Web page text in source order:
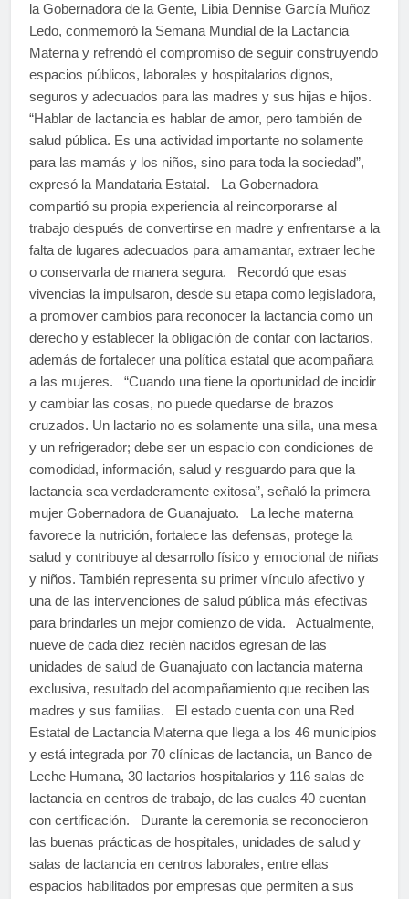
la Gobernadora de la Gente, Libia Dennise García Muñoz
Ledo, conmemoró la Semana Mundial de la Lactancia
Materna y refrendó el compromiso de seguir construyendo
espacios públicos, laborales y hospitalarios dignos,
seguros y adecuados para las madres y sus hijas e hijos.
“Hablar de lactancia es hablar de amor, pero también de
salud pública. Es una actividad importante no solamente
para las mamás y los niños, sino para toda la sociedad”,
expresó la Mandataria Estatal. La Gobernadora
compartió su propia experiencia al reincorporarse al
trabajo después de convertirse en madre y enfrentarse a la
falta de lugares adecuados para amamantar, extraer leche
o conservarla de manera segura. Recordó que esas
vivencias la impulsaron, desde su etapa como legisladora,
a promover cambios para reconocer la lactancia como un
derecho y establecer la obligación de contar con lactarios,
además de fortalecer una política estatal que acompañara
a las mujeres. “Cuando una tiene la oportunidad de incidir
y cambiar las cosas, no puede quedarse de brazos
cruzados. Un lactario no es solamente una silla, una mesa
y un refrigerador; debe ser un espacio con condiciones de
comodidad, información, salud y resguardo para que la
lactancia sea verdaderamente exitosa”, señaló la primera
mujer Gobernadora de Guanajuato. La leche materna
favorece la nutrición, fortalece las defensas, protege la
salud y contribuye al desarrollo físico y emocional de niñas
y niños. También representa su primer vínculo afectivo y
una de las intervenciones de salud pública más efectivas
para brindarles un mejor comienzo de vida. Actualmente,
nueve de cada diez recién nacidos egresan de las
unidades de salud de Guanajuato con lactancia materna
exclusiva, resultado del acompañamiento que reciben las
madres y sus familias. El estado cuenta con una Red
Estatal de Lactancia Materna que llega a los 46 municipios
y está integrada por 70 clínicas de lactancia, un Banco de
Leche Humana, 30 lactarios hospitalarios y 116 salas de
lactancia en centros de trabajo, de las cuales 40 cuentan
con certificación. Durante la ceremonia se reconocieron
las buenas prácticas de hospitales, unidades de salud y
salas de lactancia en centros laborales, entre ellas
espacios habilitados por empresas que permiten a sus